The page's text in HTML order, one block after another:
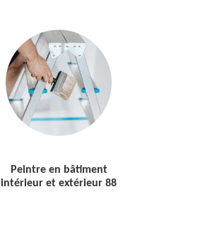
Peintre en bâtiment
intérieur et extérieur 88